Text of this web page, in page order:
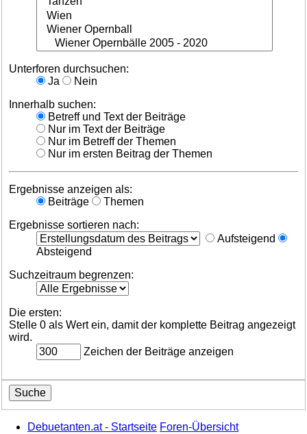
Unterforen durchsuchen:
Ja
Nein
Innerhalb suchen:
Betreff und Text der Beiträge
Nur im Text der Beiträge
Nur im Betreff der Themen
Nur im ersten Beitrag der Themen
Ergebnisse anzeigen als:
Beiträge
Themen
Ergebnisse sortieren nach:
Aufsteigend
Absteigend
Suchzeitraum begrenzen:
Die ersten:
Stelle 0 als Wert ein, damit der komplette Beitrag angezeigt
wird.
Zeichen der Beiträge anzeigen
Debuetanten.at - Startseite Foren-Übersicht